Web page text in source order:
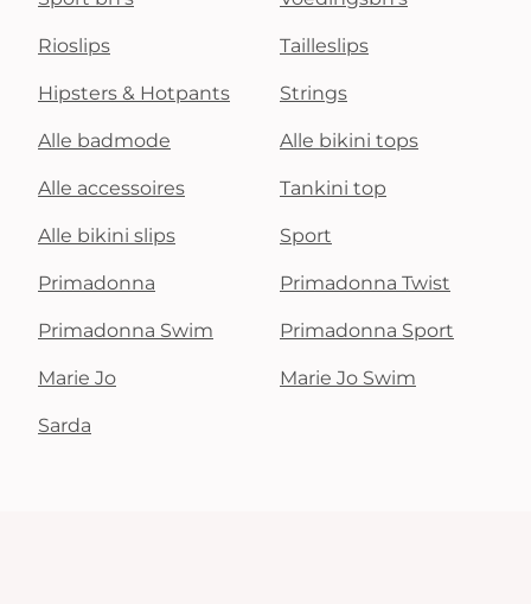
Rioslips Tailleslips
Hipsters & Hotpants Strings
Alle badmode Alle bikini tops
Alle accessoires Tankini top
Alle bikini slips Sport
Primadonna Primadonna Twist
Primadonna Swim Primadonna Sport
Marie Jo Marie Jo Swim
Sarda